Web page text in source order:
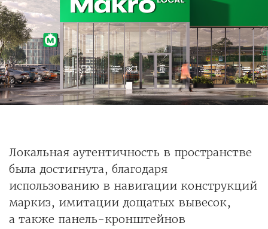
Локальная аутентичность в пространстве
была достигнута, благодаря
использованию в навигации конструкций
маркиз, имитации дощатых вывесок,
а также панель-кронштейнов